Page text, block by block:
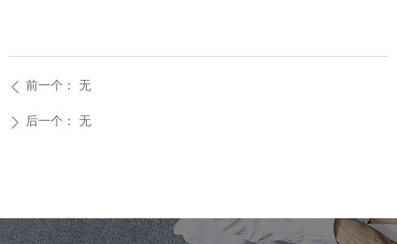
ꄴ 前一个： 无
ꄲ 后一个： 无